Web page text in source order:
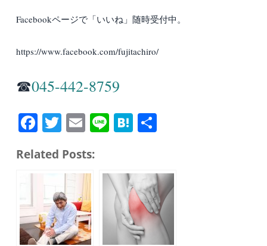
Facebookページで「いいね」随時受付中。
https://www.facebook.com/fujitachiro/
☎︎045-442-8759
Fa
bo
ok
T
tte
r
E
ail
Li H
a
Related Posts: